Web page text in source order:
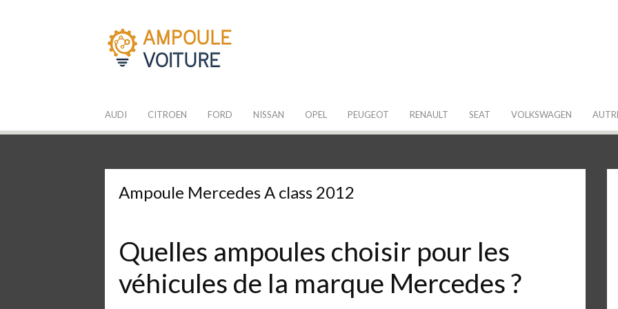
AUDI CITROEN FORD NISSAN OPEL PEUGEOT RENAULT SEAT VOLKSWAGEN
Ampoule Mercedes A class 2012
Quelles ampoules choisir pour les
véhicules de la marque Mercedes ?